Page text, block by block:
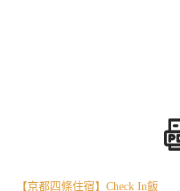
【京都四條住宿】Check In飯